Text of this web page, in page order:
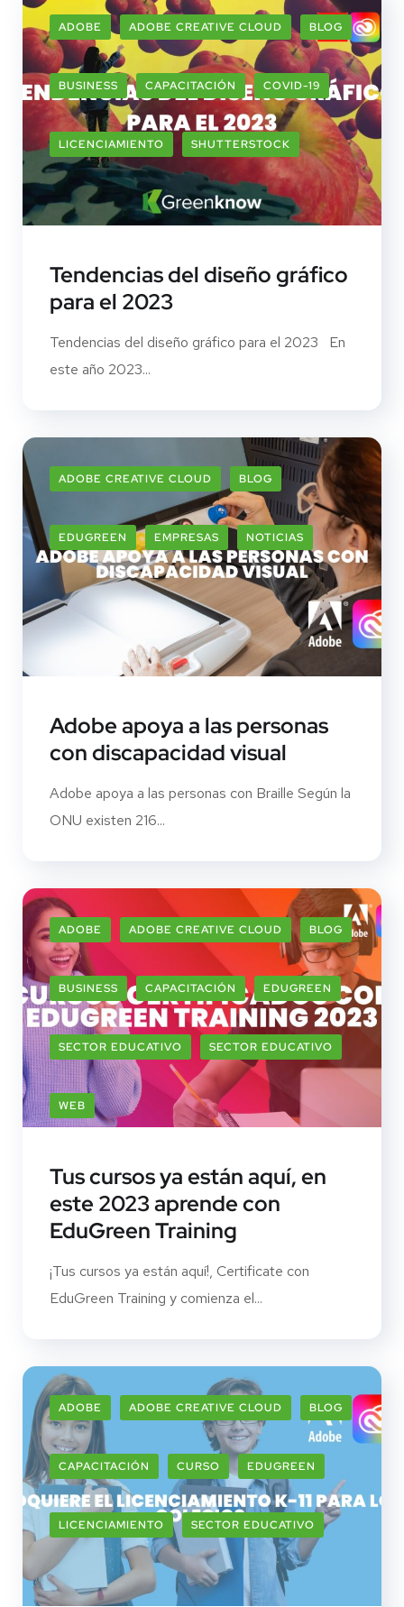
ADOBE ADOBE CREATIVE CLOUD BLOG
BUSINESS CAPACITACIÓN COVID-19
LICENCIAMIENTO SHUTTERSTOCK
Tendencias del diseño gráfico
para el 2023
Tendencias del diseño gráfico para el 2023 En
este año 2023...
ADOBE CREATIVE CLOUD BLOG
EDUGREEN EMPRESAS NOTICIAS
Adobe apoya a las personas
con discapacidad visual
Adobe apoya a las personas con Braille Según la
ONU existen 216...
ADOBE ADOBE CREATIVE CLOUD BLOG
BUSINESS CAPACITACIÓN EDUGREEN
SECTOR EDUCATIVO SECTOR EDUCATIVO
WEB
Tus cursos ya están aquí, en
este 2023 aprende con
EduGreen Training
¡Tus cursos ya están aquí!, Certificate con
EduGreen Training y comienza el...
ADOBE ADOBE CREATIVE CLOUD BLOG
CAPACITACIÓN CURSO EDUGREEN
LICENCIAMIENTO SECTOR EDUCATIVO